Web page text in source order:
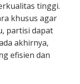
tinggi.
khusus agar
partisi dapat
akhirnya,
efisien dan